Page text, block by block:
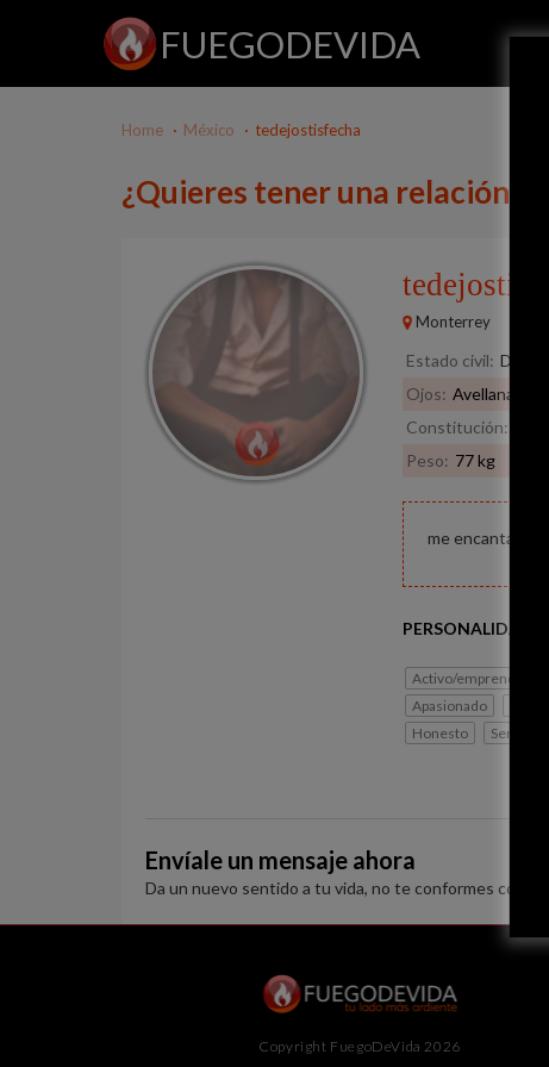
FUEGODEVIDA
Home México tedejostisfecha
¿Quieres tener una relación
Monterrey
Estado civil:
Ojos: Avellana
Constitución:
Peso: 77 kg
me encanta
PERSONALIDAD
Activo/emprendedor
Apasionado
Honesto
Serio
Envíale un mensaje ahora
Da un nuevo sentido a tu vida, no te conformes con la
Copyright FuegoDeVida 2026